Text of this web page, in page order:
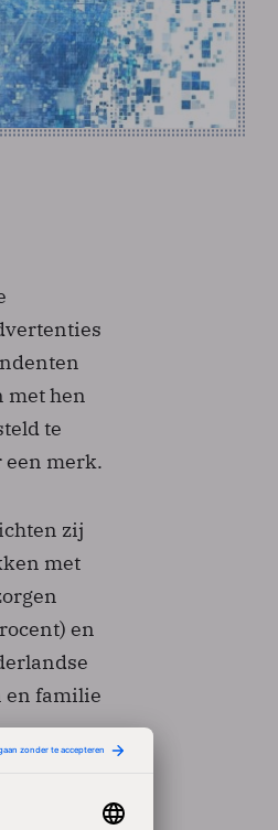
met hen
te
een merk.
zij
met
en
en familie